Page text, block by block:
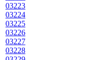
03223
03224
03225
03226
03227
03228